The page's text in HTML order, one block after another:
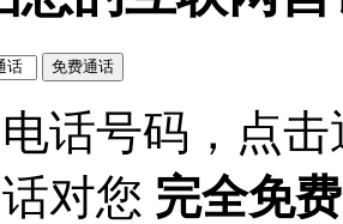
话号码，点
对您 完全免费